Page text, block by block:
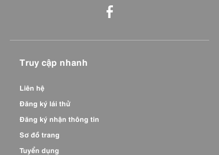
Truy cập nhanh
Liên hệ
Đăng ký lái thử
Đăng ký nhận thông tin
Sơ đồ trang
Tuyển dụng